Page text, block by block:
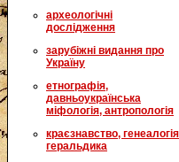
археологічні
дослідження
зарубіжні видання про
Україну
етнографія,
давньоукраїнська
міфологія, антропологія
краєзнавство,
геральдика